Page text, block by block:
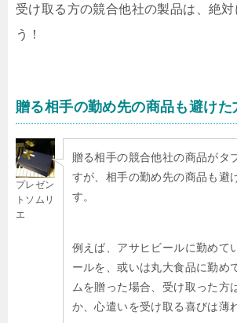
受け取る方の競合他社の製品は、絶対
う！
贈る相手の勤め先の商品も避けた
プレゼン
トソムリ
エ
贈る相手の競合他社の商品がタ
すが、相手の勤め先の商品も避
す。
例えば、アサヒビールに勤めて
ールを、或いは丸大食品に勤め
ムを贈った場合、受け取った方
か、心遣いを受け取る喜びは薄